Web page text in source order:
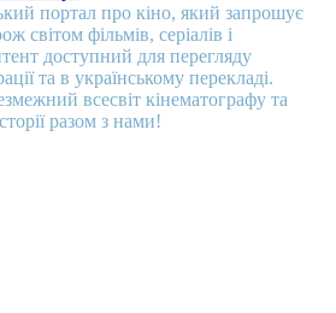
портал про кіно, який запрошує
світом фільмів, серіалів і
доступний для перегляду
та в українському перекладі.
всесвіт кінематографу та
разом з нами!